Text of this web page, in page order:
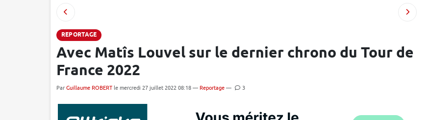
REPORTAGE
Avec Matîs Louvel sur le dernier chrono du Tour de
France 2022
Par Guillaume ROBERT le mercredi 27 juillet 2022 08:18 — Reportage — 3